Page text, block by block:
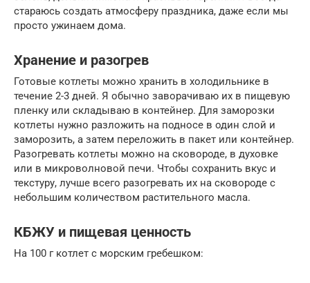
стараюсь создать атмосферу праздника, даже если мы
просто ужинаем дома.
Хранение и разогрев
Готовые котлеты можно хранить в холодильнике в
течение 2-3 дней. Я обычно заворачиваю их в пищевую
пленку или складываю в контейнер. Для заморозки
котлеты нужно разложить на подносе в один слой и
заморозить, а затем переложить в пакет или контейнер.
Разогревать котлеты можно на сковороде, в духовке
или в микроволновой печи. Чтобы сохранить вкус и
текстуру, лучше всего разогревать их на сковороде с
небольшим количеством растительного масла.
КБЖУ и пищевая ценность
На 100 г котлет с морским гребешком: